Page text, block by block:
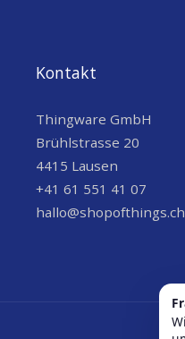
Kontakt
Thingware GmbH
Brühlstrasse 20
4415 Lausen
+41 61 551 41 07
hallo@shopofthings.ch